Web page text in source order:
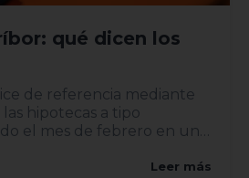
qué dicen los
de referencia mediante
hipotecas a tipo
el mes de febrero en un
Leer más